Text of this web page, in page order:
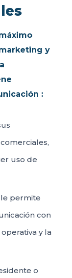
y
:
uso de
permite
con
y la
o